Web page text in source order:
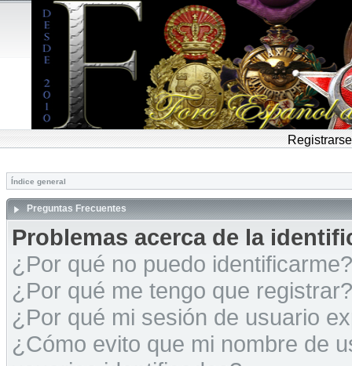
Registrarse
Índice general
Preguntas Frecuentes
Problemas acerca de la
¿Por qué no puedo identificarme?
¿Por qué me tengo que registrar?
¿Por qué mi sesión de usuario
¿Cómo evito que mi nombre de